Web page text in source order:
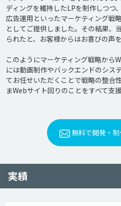
ディングを維持したLPを制作しつつ
広告運用といったマーケティング戦
としてご提供しました。その結果、
られたと、お客様からはお喜びの声
このようにマーケティング戦略から
には動画制作やバックエンドのシス
てお任せいただくことで戦略の整合
無料で開発・制
実績